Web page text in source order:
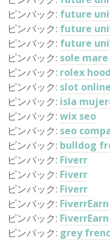
ピンバック: future
ピンバック: future
ピンバック: future
ピンバック: sole mare
ピンバック: rolex
ピンバック: slot online
ピンバック: isla
ピンバック: wix seo
ピンバック: seo
ピンバック: bulldog
ピンバック: Fiverr
ピンバック: Fiverr
ピンバック: Fiverr
ピンバック: FiverrEarn
ピンバック: FiverrEarn
ピンバック: grey